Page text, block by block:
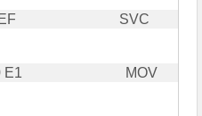
SVC
MOV